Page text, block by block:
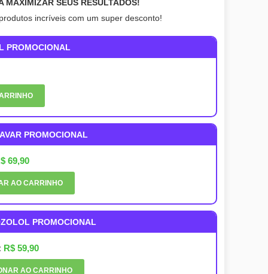
MAXIMIZAR SEUS RESULTADOS!
incríveis com um super desconto!
PROMOCIONAL
PROMOCIONAL
69,90
AO CARRINHO
PROMOCIONAL
R$ 59,90
AO CARRINHO